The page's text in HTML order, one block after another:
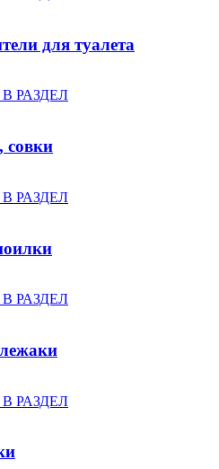
для туалета
РАЗДЕЛ
совки
РАЗДЕЛ
РАЗДЕЛ
РАЗДЕЛ